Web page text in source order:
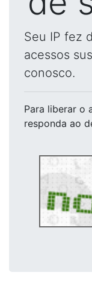
Seu IP fez
acessos
conosco.
Para liberar o
responda ao